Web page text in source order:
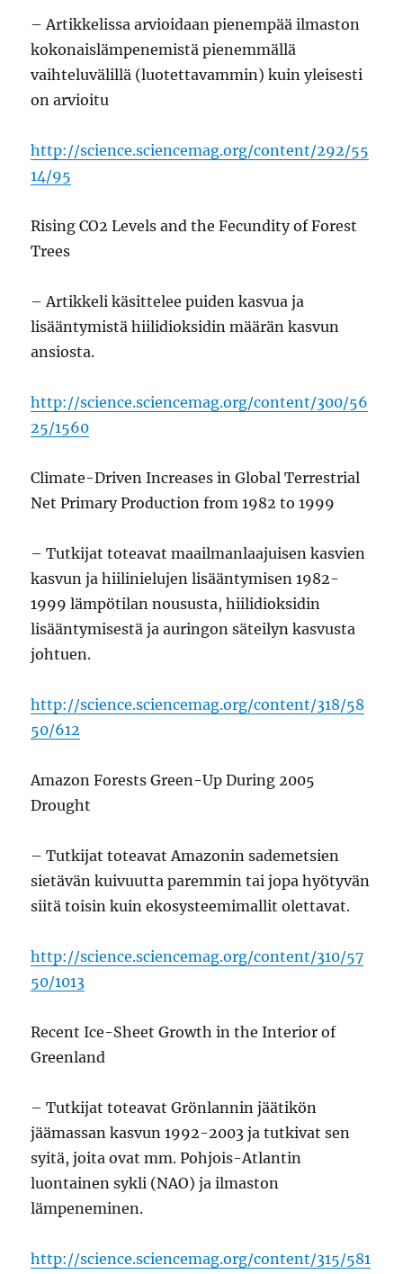
– Artikkelissa arvioidaan pienempää ilmaston
kokonaislämpenemistä pienemmällä
vaihteluvälillä (luotettavammin) kuin yleisesti
on arvioitu
http://science.sciencemag.org/content/292/55
14/95
Rising CO2 Levels and the Fecundity of Forest
Trees
– Artikkeli käsittelee puiden kasvua ja
lisääntymistä hiilidioksidin määrän kasvun
ansiosta.
http://science.sciencemag.org/content/300/56
25/1560
Climate-Driven Increases in Global Terrestrial
Net Primary Production from 1982 to 1999
– Tutkijat toteavat maailmanlaajuisen kasvien
kasvun ja hiilinielujen lisääntymisen 1982-
1999 lämpötilan noususta, hiilidioksidin
lisääntymisestä ja auringon säteilyn kasvusta
johtuen.
http://science.sciencemag.org/content/318/58
50/612
Amazon Forests Green-Up During 2005
Drought
– Tutkijat toteavat Amazonin sademetsien
sietävän kuivuutta paremmin tai jopa hyötyvän
siitä toisin kuin ekosysteemimallit olettavat.
http://science.sciencemag.org/content/310/57
50/1013
Recent Ice-Sheet Growth in the Interior of
Greenland
– Tutkijat toteavat Grönlannin jäätikön
jäämassan kasvun 1992-2003 ja tutkivat sen
syitä, joita ovat mm. Pohjois-Atlantin
luontainen sykli (NAO) ja ilmaston
lämpeneminen.
http://science.sciencemag.org/content/315/581